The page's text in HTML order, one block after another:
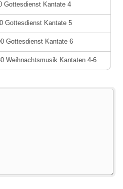
Gottesdienst Kantate 4
Gottesdienst Kantate 5
Gottesdienst Kantate 6
Weihnachtsmusik Kantaten 4-6